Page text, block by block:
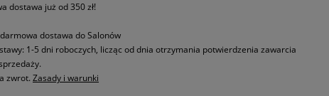
dostawa już od 350 zł!
dostawa do Salonów
1-5 dni roboczych, licząc od dnia otrzymania potwierdzenia zawarcia
zwrot. Zasady i warunki